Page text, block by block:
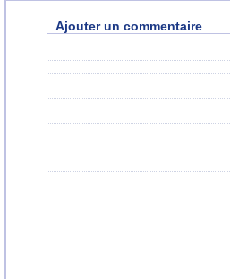
Ajouter un commentaire